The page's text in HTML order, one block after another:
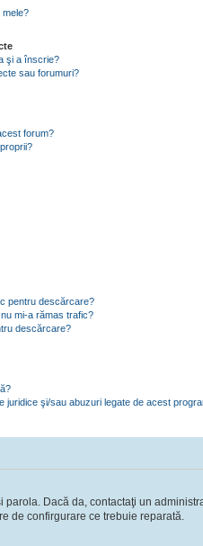
şi a înscrie?
sau forumuri?
forum?
pentru descărcare?
mi-a rămas trafic?
descărcare?
juridice şi/sau abuzuri legate de acest
Dacă da, contactaţi un
de confirgurare ce trebuie reparată.